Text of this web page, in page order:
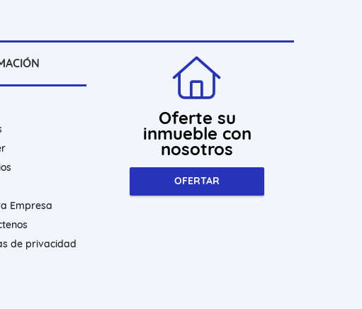
Empresa
de privacidad
Oferte su
inmueble con
nosotros
OFERTAR